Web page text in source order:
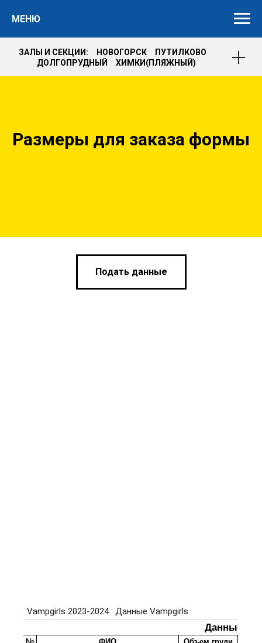
МЕНЮ
ЗАЛЫ И СЕКЦИИ: НОВОГОРСК ПУТИЛКОВО
ДОЛГОПРУДНЫЙ ХИМКИ(ПЛЯЖНЫЙ)
Размеры для заказа формы
Подать данные